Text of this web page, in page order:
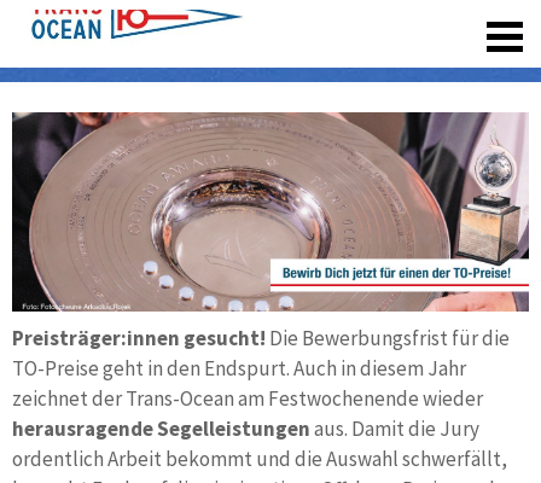
Preisträger:innen gesucht! Die Bewerbungsfrist für die
TO-Preise geht in den Endspurt. Auch in diesem Jahr
zeichnet der Trans-Ocean am Fest­wochen­ende wie­der
heraus­ragende Segel­lei­stun­genaus. Damit die Jury
ordent­lich Arbeit be­kommt und die Auswahl schwer­fällt,